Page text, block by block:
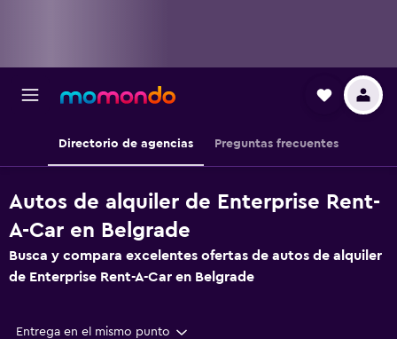
Directorio de agencias Preguntas frecuentes
Autos de alquiler de Enterprise Rent-
A-Car en Belgrade
Busca y compara excelentes ofertas de autos de alquiler
de Enterprise Rent-A-Car en Belgrade
Entrega en el mismo punto